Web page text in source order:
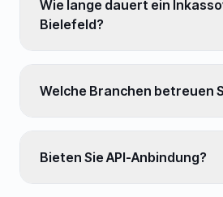
Wie lange dauert ein
Bielefeld?
Welche Branchen betreuen
Bieten Sie API-Anbindung?